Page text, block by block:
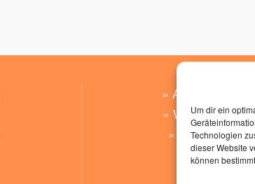
Um dir ein
Technologien
dieser Website
können
»Angebote
» Wünsche
»
Kontakt